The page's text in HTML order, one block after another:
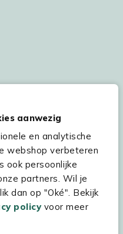
aanwezig
en analytische
webshop verbeteren
ook persoonlijke
partners. Wil je
dan op "Oké". Bekijk
policyvoor meer